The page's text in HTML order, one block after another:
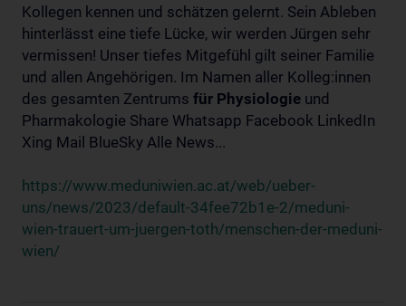
Kollegen kennen und schätzen gelernt. Sein Ableben
hinterlässt eine tiefe Lücke, wir werden Jürgen sehr
vermissen! Unser tiefes Mitgefühl gilt seiner Familie
und allen Angehörigen. Im Namen aller Kolleg:innen
des gesamten Zentrums für Physiologie und
Pharmakologie Share Whatsapp Facebook LinkedIn
Xing Mail BlueSky Alle News...
https://www.meduniwien.ac.at/web/ueber-
uns/news/2023/default-34fee72b1e-2/meduni-
wien-trauert-um-juergen-toth/menschen-der-meduni-
wien/